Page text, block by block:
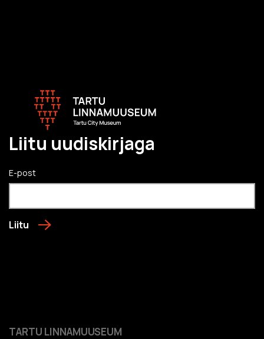
Liitu uudiskirjaga
E-post
Liitu
TARTU LINNAMUUSEUM